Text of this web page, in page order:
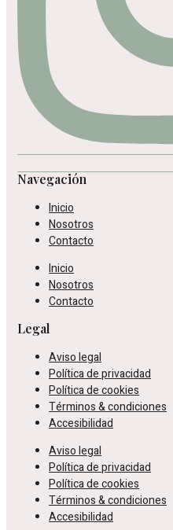
Navegación
Inicio
Nosotros
Contacto
Inicio
Nosotros
Contacto
Legal
Aviso legal
Política de privacidad
Política de cookies
Términos & condiciones
Accesibilidad
Aviso legal
Política de privacidad
Política de cookies
Términos & condiciones
Accesibilidad